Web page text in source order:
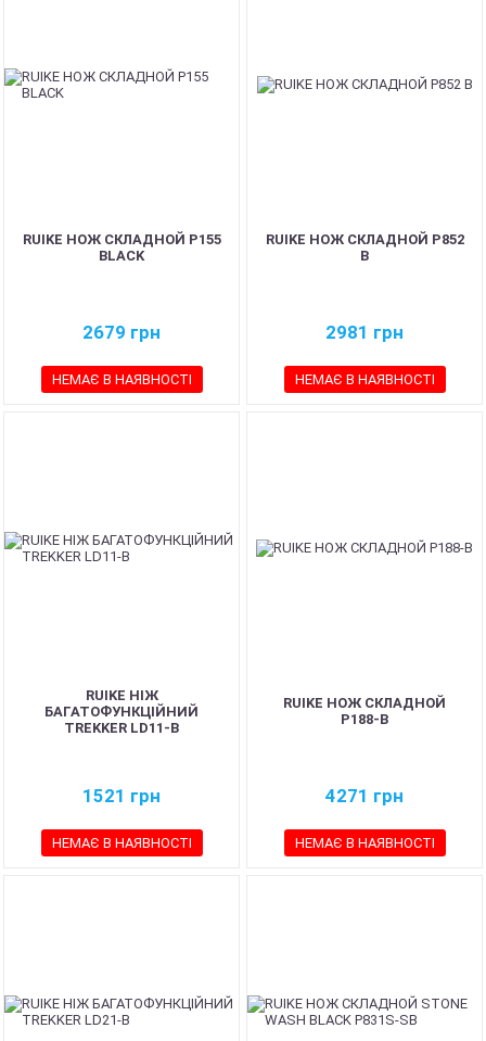
RUIKE НОЖ СКЛАДНОЙ P155
BLACK
2679 грн
НЕМАЄ В НАЯВНОСТІ
RUIKE НОЖ СКЛАДНОЙ P852
B
2981 грн
НЕМАЄ В НАЯВНОСТІ
RUIKE НІЖ
БАГАТОФУНКЦІЙНИЙ
TREKKER LD11-B
1521 грн
НЕМАЄ В НАЯВНОСТІ
RUIKE НОЖ СКЛАДНОЙ
P188-B
4271 грн
НЕМАЄ В НАЯВНОСТІ